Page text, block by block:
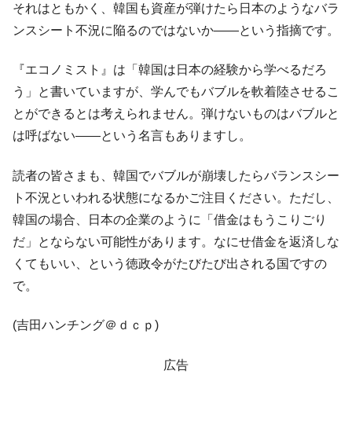
それはともかく、韓国も資産が弾けたら日本のようなバラ
ンスシート不況に陥るのではないか――という指摘です。
『エコノミスト』は「韓国は日本の経験から学べるだろ
う」と書いていますが、学んでもバブルを軟着陸させるこ
とができるとは考えられません。弾けないものはバブルと
は呼ばない――という名言もありますし。
読者の皆さまも、韓国でバブルが崩壊したらバランスシー
ト不況といわれる状態になるかご注目ください。ただし、
韓国の場合、日本の企業のように「借金はもうこりごり
だ」とならない可能性があります。なにせ借金を返済しな
くてもいい、という徳政令がたびたび出される国ですの
で。
(吉田ハンチング＠ｄｃｐ)
広告